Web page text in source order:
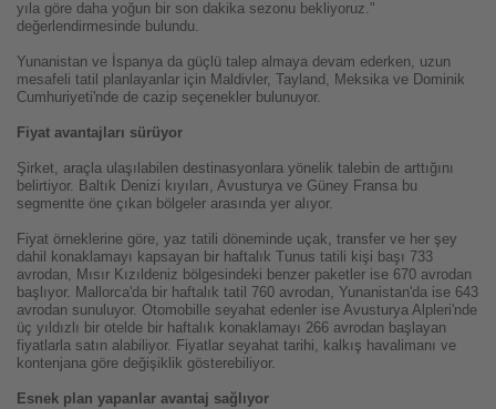
yıla göre daha yoğun bir son dakika sezonu bekliyoruz."
değerlendirmesinde bulundu.
Yunanistan ve İspanya da güçlü talep almaya devam ederken, uzun
mesafeli tatil planlayanlar için Maldivler, Tayland, Meksika ve Dominik
Cumhuriyeti'nde de cazip seçenekler bulunuyor.
Fiyat avantajları sürüyor
Şirket, araçla ulaşılabilen destinasyonlara yönelik talebin de arttığını
belirtiyor. Baltık Denizi kıyıları, Avusturya ve Güney Fransa bu
segmentte öne çıkan bölgeler arasında yer alıyor.
Fiyat örneklerine göre, yaz tatili döneminde uçak, transfer ve her şey
dahil konaklamayı kapsayan bir haftalık Tunus tatili kişi başı 733
avrodan, Mısır Kızıldeniz bölgesindeki benzer paketler ise 670 avrodan
başlıyor. Mallorca'da bir haftalık tatil 760 avrodan, Yunanistan'da ise 643
avrodan sunuluyor. Otomobille seyahat edenler ise Avusturya Alpleri'nde
üç yıldızlı bir otelde bir haftalık konaklamayı 266 avrodan başlayan
fiyatlarla satın alabiliyor. Fiyatlar seyahat tarihi, kalkış havalimanı ve
kontenjana göre değişiklik gösterebiliyor.
Esnek plan yapanlar avantaj sağlıyor